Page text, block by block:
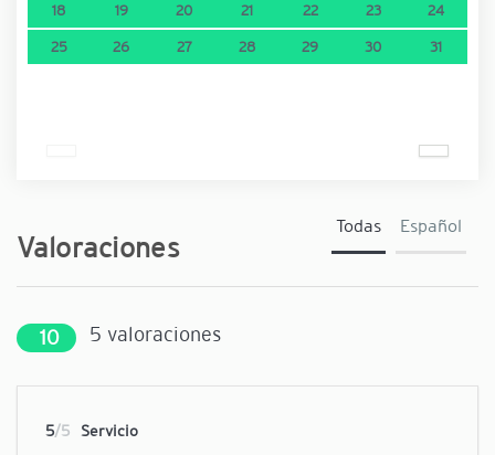
18 19 20 21 22 23 24
25 26 27 28 29 30 31
Valoraciones
10 5 valoraciones
Todas Español
5/5
Servicio